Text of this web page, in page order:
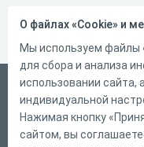
Русский
Справка
Форма обратной
О файлах «Cookie» и
Мы используем файлы
для сбора и анализа
использовании сайта,
индивидуальной
Нажимая кнопку
сайтом, вы